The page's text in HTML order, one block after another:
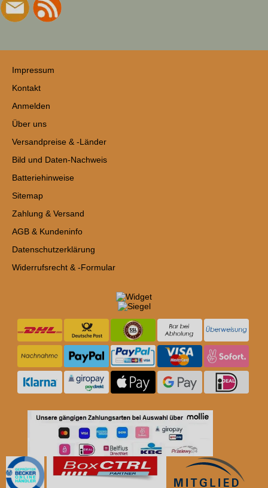
Impressum
Kontakt
Anmelden
Über uns
Versandpreise & -Länder
Bild und Daten-Nachweis
Batteriehinweise
Sitemap
Zahlung & Versand
AGB & Kundeninfo
Datenschutzerklärung
Widerrufsrecht & -Formular